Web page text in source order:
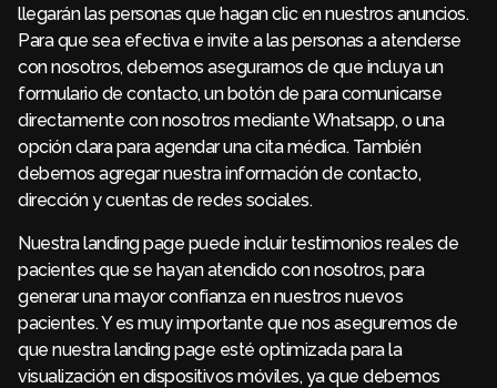
llegarán las personas que hagan clic en nuestros anuncios.
Para que sea efectiva e invite a las personas a atenderse
con nosotros, debemos asegurarnos de que incluya un
formulario de contacto, un botón de para comunicarse
directamente con nosotros mediante Whatsapp, o una
opción clara para agendar una cita médica. También
debemos agregar nuestra información de contacto,
dirección y cuentas de redes sociales.
Nuestra landing page puede incluir testimonios reales de
pacientes que se hayan atendido con nosotros, para
generar una mayor confianza en nuestros nuevos
pacientes. Y es muy importante que nos aseguremos de
que nuestra landing page esté optimizada para la
visualización en dispositivos móviles, ya que debemos